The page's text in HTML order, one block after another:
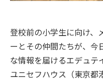
登校前の小学生に向け、
ーとその仲間たちが、
な情報を届けるエデュテ
ユニセフハウス（東京都